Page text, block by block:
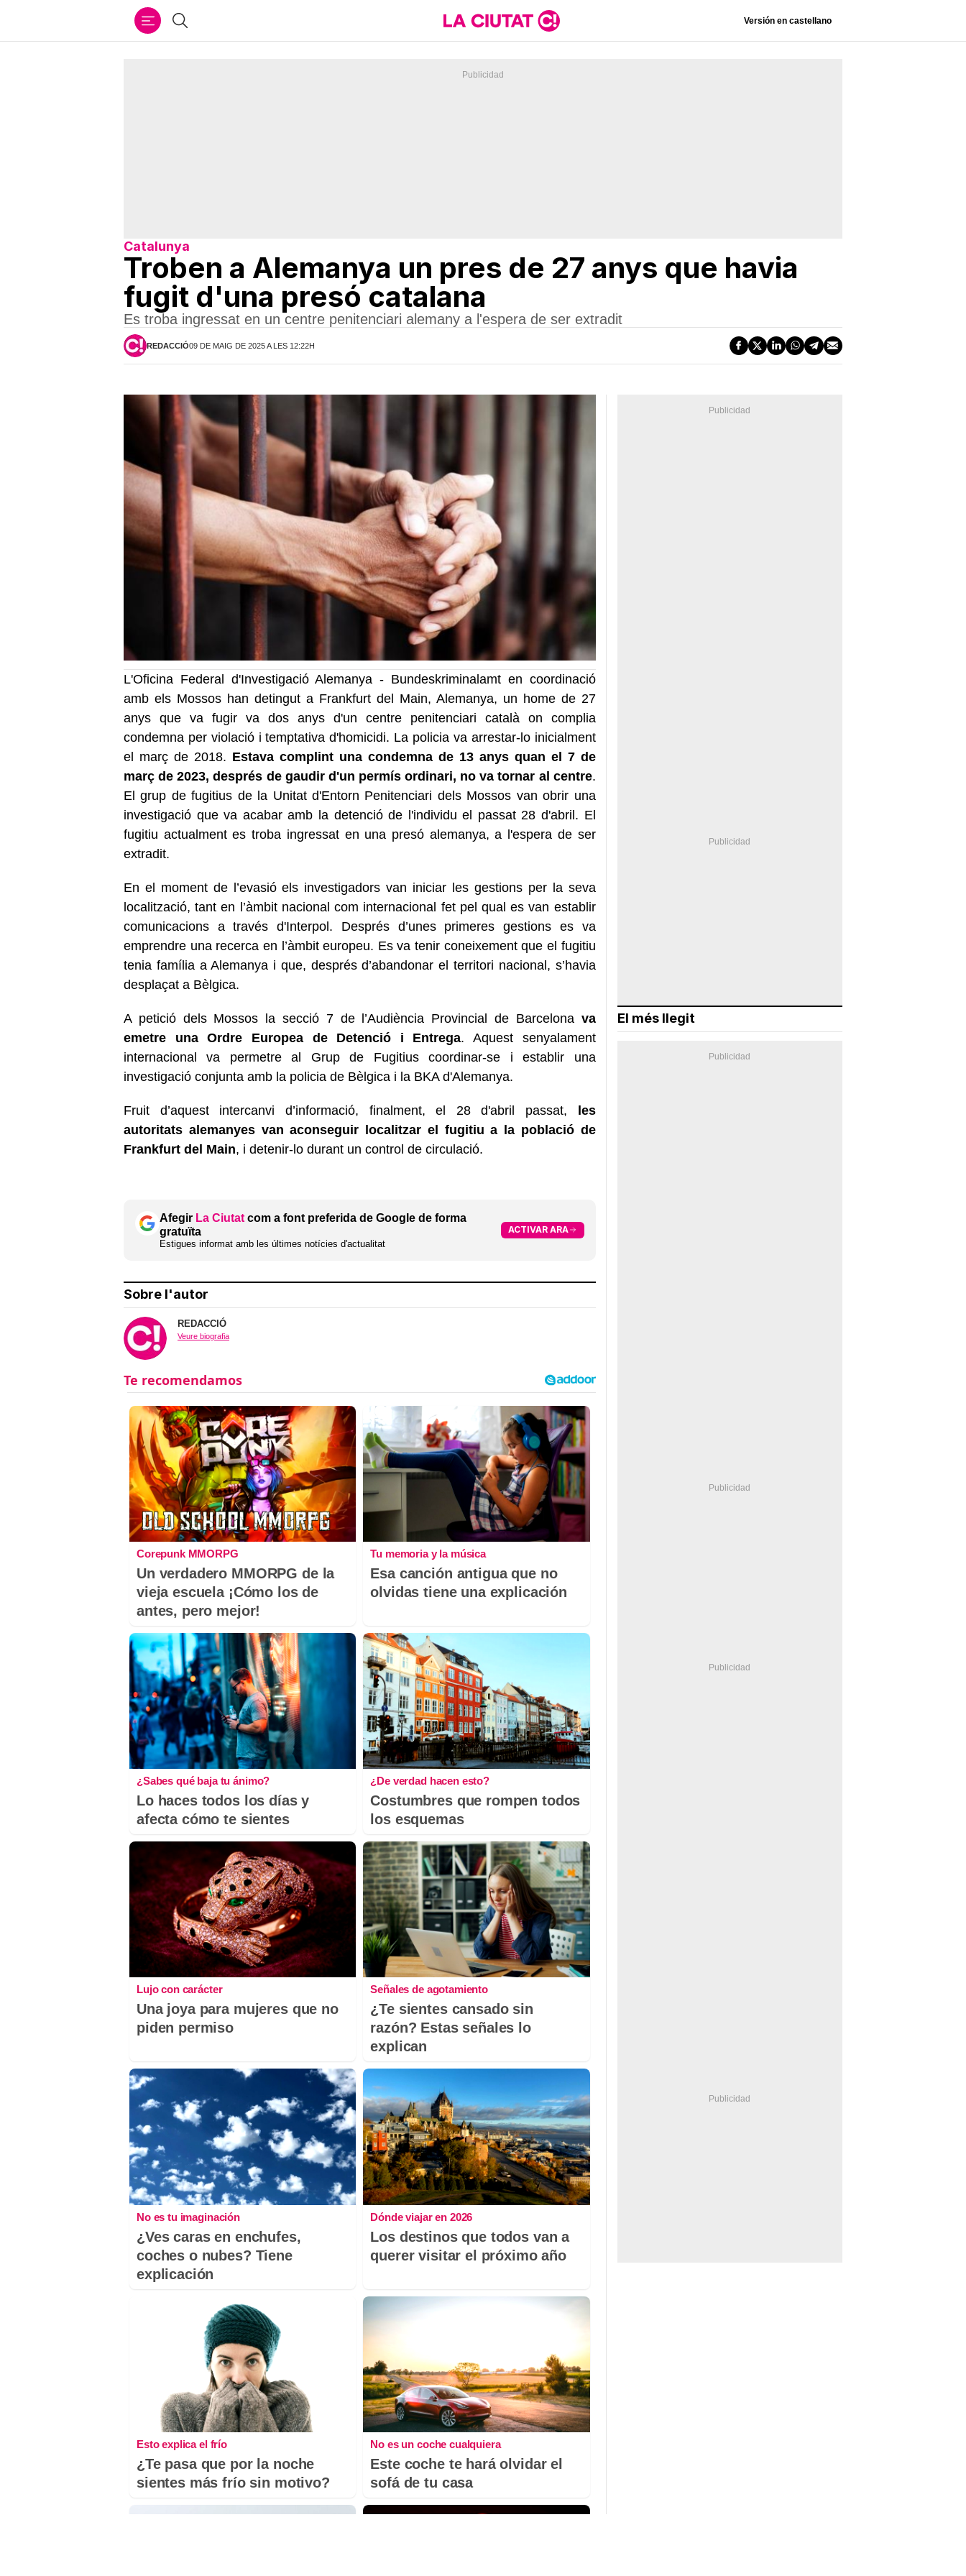
Cercar Versión en castellano
Catalunya
Troben a Alemanya un pres de 27 anys que havia
fugit d'una presó catalana
Es troba ingressat en un centre penitenciari alemany a l'espera de ser extradit
REDACCIÓ09 DE MAIG DE 2025 A LES 12:22H
L'Oficina Federal d'Investigació Alemanya - Bundeskriminalamt en coordinació
amb els Mossos han detingut a Frankfurt del Main, Alemanya, un home de 27
anys que va fugir va dos anys d'un centre penitenciari català on complia
condemna per violació i temptativa d'homicidi. La policia va arrestar-lo inicialment
el març de 2018. Estava complint una condemna de 13 anys quan el 7 de
març de 2023, després de gaudir d'un permís ordinari, no va tornar al centre.
El grup de fugitius de la Unitat d'Entorn Penitenciari dels Mossos van obrir una
investigació que va acabar amb la detenció de l'individu el passat 28 d'abril. El
fugitiu actualment es troba ingressat en una presó alemanya, a l'espera de ser
extradit.
En el moment de l’evasió els investigadors van iniciar les gestions per la seva
localització, tant en l’àmbit nacional com internacional fet pel qual es van establir
comunicacions a través d'Interpol. Després d’unes primeres gestions es va
emprendre una recerca en l’àmbit europeu. Es va tenir coneixement que el fugitiu
tenia família a Alemanya i que, després d’abandonar el territori nacional, s’havia
desplaçat a Bèlgica.
A petició dels Mossos la secció 7 de l’Audiència Provincial de Barcelona va
emetre una Ordre Europea de Detenció i Entrega. Aquest senyalament
internacional va permetre al Grup de Fugitius coordinar-se i establir una
investigació conjunta amb la policia de Bèlgica i la BKA d'Alemanya.
Fruit d’aquest intercanvi d’informació, finalment, el 28 d'abril passat, les
autoritats alemanyes van aconseguir localitzar el fugitiu a la població de
Frankfurt del Main, i detenir-lo durant un control de circulació.
Afegir La Ciutat com a font preferida de Google de forma
gratuïta
Estigues informat amb les últimes notícies d'actualitat
ACTIVAR ARA
Sobre l'autor
REDACCIÓ
Veure biografia
Corepunk MMORPG
Un verdadero MMORPG de la
vieja escuela ¡Cómo los de
antes, pero mejor!
Tu memoria y la música
Esa canción antigua que no
olvidas tiene una explicación
¿Sabes qué baja tu ánimo?
Lo haces todos los días y
afecta cómo te sientes
¿De verdad hacen esto?
Costumbres que rompen todos
los esquemas
Lujo con carácter
Una joya para mujeres que no
piden permiso
Señales de agotamiento
¿Te sientes cansado sin
razón? Estas señales lo
explican
No es tu imaginación
¿Ves caras en enchufes,
coches o nubes? Tiene
explicación
Dónde viajar en 2026
Los destinos que todos van a
querer visitar el próximo año
Esto explica el frío
¿Te pasa que por la noche
sientes más frío sin motivo?
No es un coche cualquiera
Este coche te hará olvidar el
sofá de tu casa
El més llegit